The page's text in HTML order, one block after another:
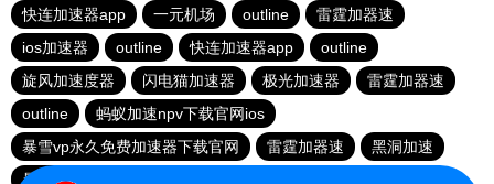
快连加速器app
一元机场 outline
雷霆加器速
ios加速器
outline 快连加速器app
outline
旋风加速度器
闪电猫加速器 极光加速器
雷霆加器速
outline
蚂蚁加速npv下载官网ios
暴雪vp永久免费加速器下载官网
雷霆加器速
黑洞加速
暴雪vp永久免费加速器下载官网